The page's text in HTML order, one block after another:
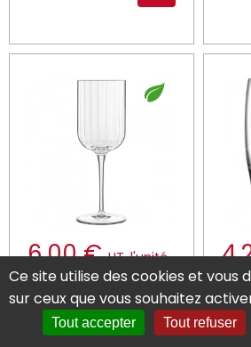
6.00 €HT l'unité
Vendu par 24
Soit 144.00 € HT
Verre à pied verre
cristallin 40 cl
Soit
Ce site utilise des cookies et vous
sur ceux que vous souhaitez
Tout accepter Tout refuser